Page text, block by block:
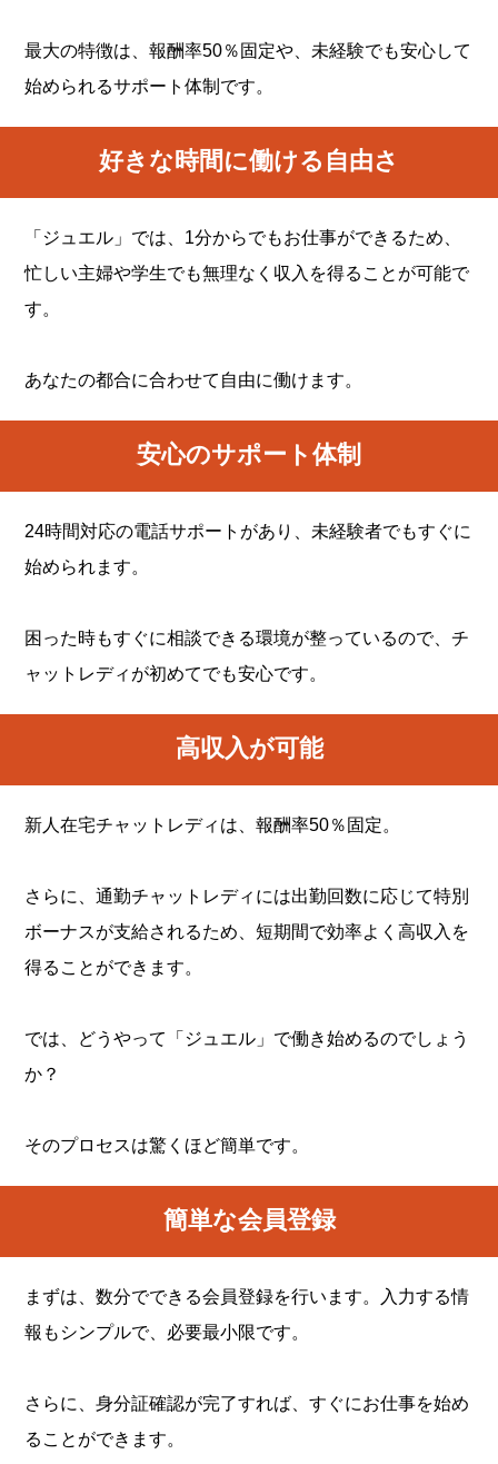
最大の特徴は、報酬率50％固定や、未経験でも安心して
始められるサポート体制です。
好きな時間に働ける自由さ
「ジュエル」では、1分からでもお仕事ができるため、
忙しい主婦や学生でも無理なく収入を得ることが可能で
す。
あなたの都合に合わせて自由に働けます。
安心のサポート体制
24時間対応の電話サポートがあり、未経験者でもすぐに
始められます。
困った時もすぐに相談できる環境が整っているので、チ
ャットレディが初めてでも安心です。
高収入が可能
新人在宅チャットレディは、報酬率50％固定。
さらに、通勤チャットレディには出勤回数に応じて特別
ボーナスが支給されるため、短期間で効率よく高収入を
得ることができます。
では、どうやって「ジュエル」で働き始めるのでしょう
か？
そのプロセスは驚くほど簡単です。
簡単な会員登録
まずは、数分でできる会員登録を行います。入力する情
報もシンプルで、必要最小限です。
さらに、身分証確認が完了すれば、すぐにお仕事を始め
ることができます。